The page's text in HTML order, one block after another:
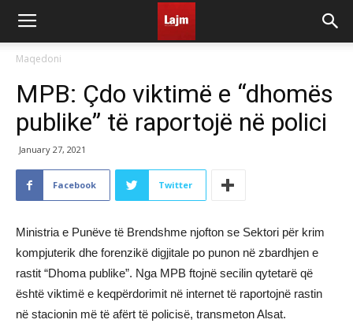
Maqedoni
MPB: Çdo viktimë e “dhomës
publike” të raportojë në polici
January 27, 2021
Facebook Twitter
Ministria e Punëve të Brendshme njofton se Sektori për krim
kompjuterik dhe forenzikë digjitale po punon në zbardhjen e
rastit “Dhoma publike”. Nga MPB ftojnë secilin qytetarë që
është viktimë e keqpërdorimit në internet të raportojnë rastin
në stacionin më të afërt të policisë, transmeton Alsat.